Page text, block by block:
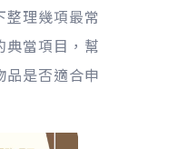
整理幾項最常
典當項目，幫
品是否適合申